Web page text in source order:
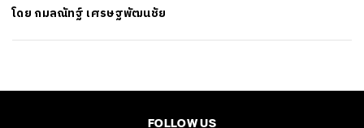
โดย กมลณัทฐ์ เศรษฐพัฒนชัย
FOLLOW US